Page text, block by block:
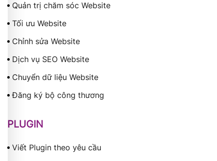
Quản trị chăm sóc Website
Tối ưu Website
Chỉnh sửa Website
Dịch vụ SEO Website
Chuyển dữ liệu Website
Đăng ký bộ công thương
PLUGIN
Viết Plugin theo yêu cầu